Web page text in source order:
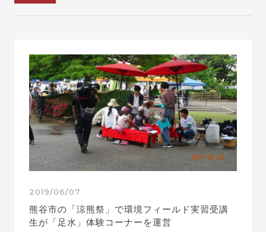
2019/06/07
熊谷市の「涼熊祭」で環境フィールド実習受講
生が「足水」体験コーナーを運営